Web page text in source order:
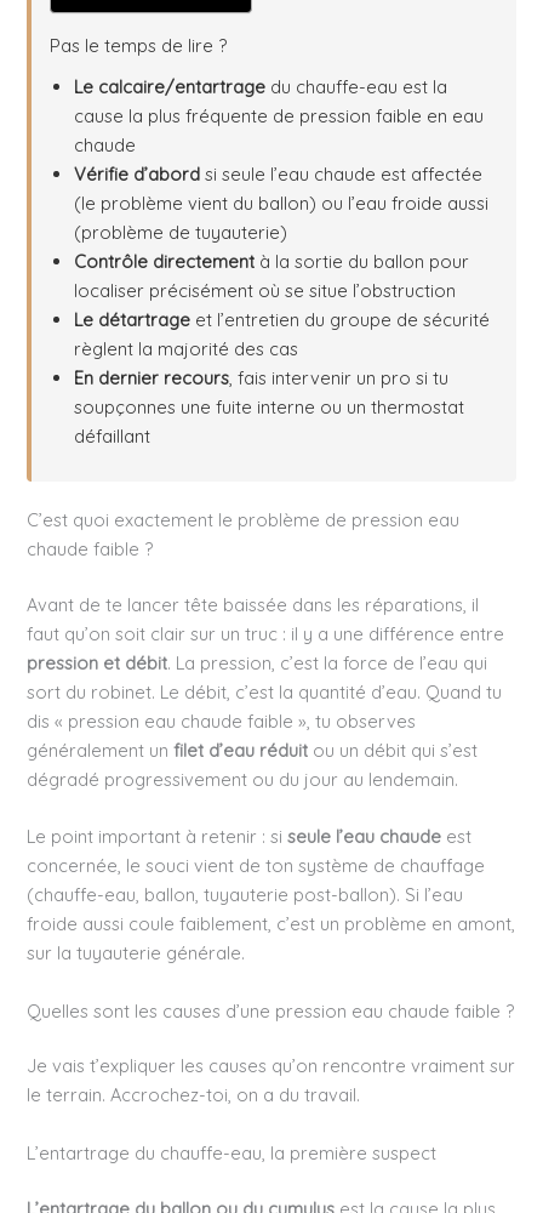
Pas le temps de lire ?
Le calcaire/entartrage du chauffe-eau est la
cause la plus fréquente de pression faible en eau
chaude
Vérifie d’abord si seule l’eau chaude est affectée
(le problème vient du ballon) ou l’eau froide aussi
(problème de tuyauterie)
Contrôle directement à la sortie du ballon pour
localiser précisément où se situe l’obstruction
Le détartrage et l’entretien du groupe de sécurité
règlent la majorité des cas
En dernier recours, fais intervenir un pro si tu
soupçonnes une fuite interne ou un thermostat
défaillant
C’est quoi exactement le problème de pression eau
chaude faible ?
Avant de te lancer tête baissée dans les réparations, il
faut qu’on soit clair sur un truc : il y a une différence entre
pression et débit. La pression, c’est la force de l’eau qui
sort du robinet. Le débit, c’est la quantité d’eau. Quand tu
dis « pression eau chaude faible », tu observes
généralement unfilet d’eau réduit ou un débit qui s’est
dégradé progressivement ou du jour au lendemain.
Le point important à retenir : siseule l’eau chaude est
concernée, le souci vient de ton système de chauffage
(chauffe-eau, ballon, tuyauterie post-ballon). Si l’eau
froide aussi coule faiblement, c’est un problème en amont,
sur la tuyauterie générale.
Quelles sont les causes d’une pression eau chaude faible ?
Je vais t’expliquer les causes qu’on rencontre vraiment sur
le terrain. Accrochez-toi, on a du travail.
L’entartrage du chauffe-eau, la première suspect
L’entartrage du ballon ou du cumulus est la cause la plus